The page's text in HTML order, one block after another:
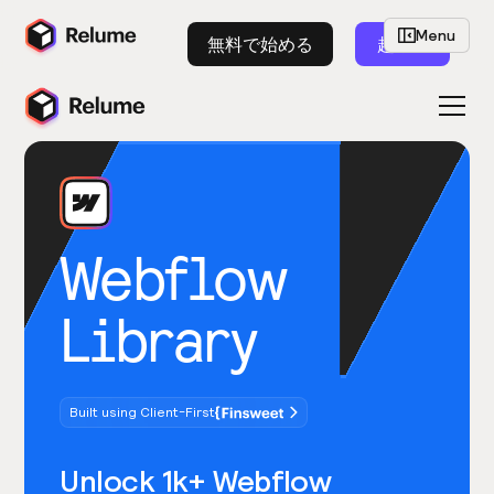
無料で始める 起動
Webflow
Library
Built using Client-First
Unlock 1k+ Webflow
Menu